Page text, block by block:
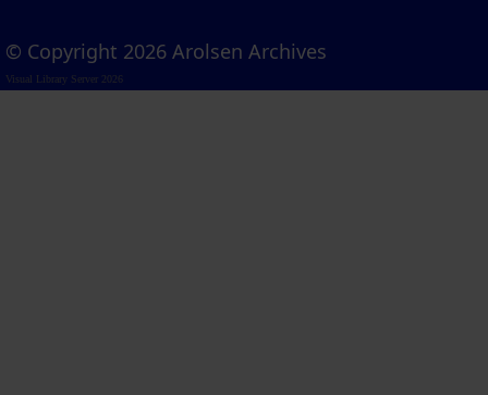
© Copyright 2026 Arolsen Archives
Visual Library Server 2026